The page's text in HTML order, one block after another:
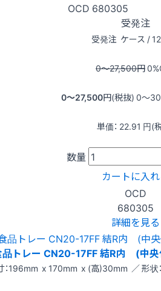
OCD 680305
受発注
受発注 ケース /
0〜27,500円0
0〜27,500円(税抜) 0〜
単価： 22.91 円(
数量
カートに入
OCD
680305
詳細を見る
品トレー CN20-17FF 結R内 (中央
：196mm x 170mm x (高)30mm ／ 形状